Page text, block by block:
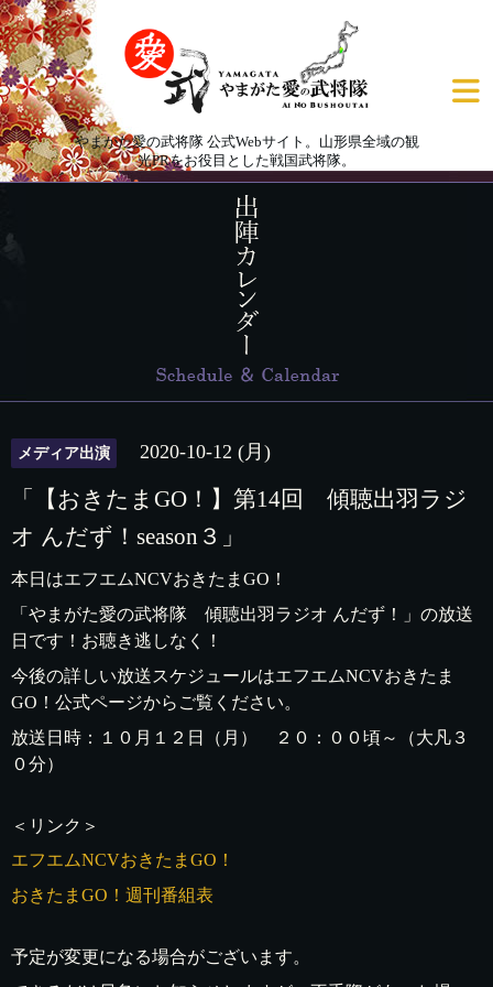
やまがた愛の武将隊 公式Webサイト。山形県全域の観
光PRをお役目とした戦国武将隊。
メディア出演 2020-10-12 (月)
「【おきたまGO！】第14回 傾聴出羽ラジ
オ んだず！season３」
本日はエフエムNCVおきたまGO！
「やまがた愛の武将隊 傾聴出羽ラジオ んだず！」の放送
日です！お聴き逃しなく！
今後の詳しい放送スケジュールはエフエムNCVおきたま
GO！公式ページからご覧ください。
放送日時：１０月１２日（月） ２０：００頃～（大凡３
０分）
＜リンク＞
エフエムNCVおきたまGO！
おきたまGO！週刊番組表
予定が変更になる場合がございます。